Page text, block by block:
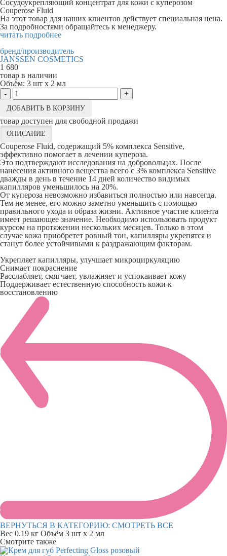
Сосудоукрепляющий концентрат для кожи с куперозом
Couperose Fluid
На этот товар для наших клиентов действует специальная цена.
За подробностями обращайтесь к менеджеру.
читать подробнее
бренд/производитель
JANSSEN COSMETICS
1 680
товар в наличии
Объём: 3 шт х 2 мл
-
+
ДОБАВИТЬ В КОРЗИНУ
товар доступен для свободной продажи
ОПИСАНИЕ
Couperose Fluid, содержащий 5% комплекса Sensitive,
эффективно помогает в лечении купероза.
Это подтверждают исследования на добровольцах. После
нанесения активного вещества всего с 3% комплекса Sensitive
дважды в день в течение 14 дней количество видимых
капилляров уменьшилось на 20%.
От купероза невозможно избавиться полностью или навсегда.
Тем не менее, его можно заметно уменьшить с помощью
правильного ухода и образа жизни. Активное участие клиента
имеет решающее значение. Необходимо использовать продукт
курсом на протяжении нескольких месяцев. Только в этом
случае кожа приобретет ровный тон, капилляры укрепятся и
станут более устойчивыми к раздражающим факторам.
Укрепляет капилляры, улучшает микроциркуляцию
Снимает покраснение
Расслабляет, смягчает, увлажняет и успокаивает кожу
Поддерживает естественную способность кожи к
восстановлению
ВЕРНУТЬСЯ В КАТЕГОРИЮ: СМОТРЕТЬ ВСЕ
Вес 0.19 кг Объём 3 шт х 2 мл
Смотрите также